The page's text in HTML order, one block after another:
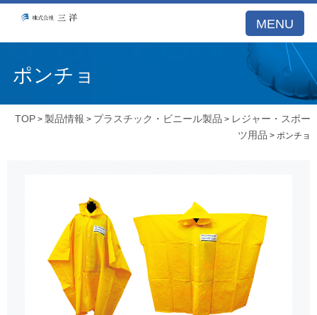
MENU
ポンチョ
TOP >製品情報 > プラスチック・ビニール製品 > レジャー・スポー
ツ用品 > ポンチョ